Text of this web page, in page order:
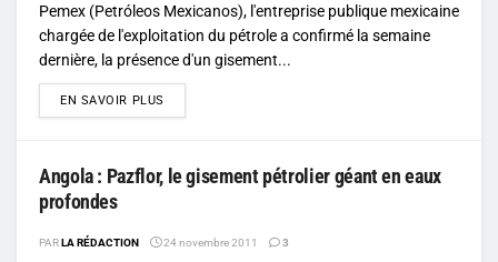
Pemex (Petróleos Mexicanos), l'entreprise publique mexicaine
chargée de l'exploitation du pétrole a confirmé la semaine
dernière, la présence d'un gisement...
EN SAVOIR PLUS
Angola : Pazflor, le gisement pétrolier géant en eaux
profondes
PARLA RÉDACTION 24 novembre 2011 3